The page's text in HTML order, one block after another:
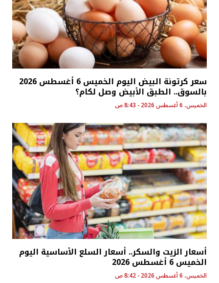
سعر كرتونة البيض اليوم الخميس 6 أغسطس 2026
بالسوق.. الطبق الأبيض وصل لكام؟
الخميس، 6 أغسطس 2026 - 8:43 ص
أسعار الزيت والسكر.. أسعار السلع الأساسية اليوم
الخميس 6 أغسطس 2026
الخميس، 6 أغسطس 2026 - 8:42 ص